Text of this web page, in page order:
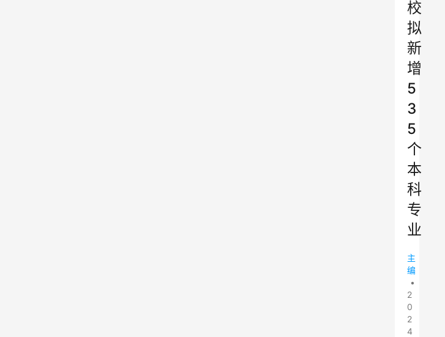
校
拟
新
增
5
3
5
个
本
科
专
业
主
编
•
2
0
2
4